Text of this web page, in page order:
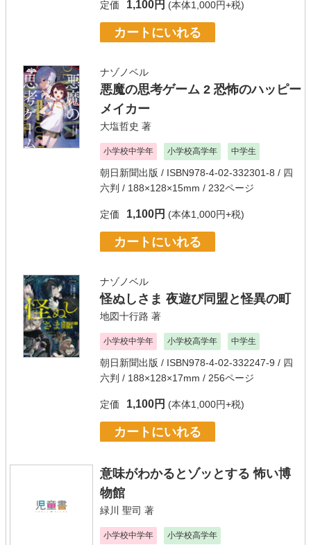
定価 1,100円 (本体1,000円+税)
カートにいれる
ナゾノベル
悪魔の思考ゲーム 2 恐怖のハッピー
メイカー
大塩哲史 著
小学校中学年 小学校高学年 中学生
朝日新聞出版 / ISBN978-4-02-332301-8 / 四
六判 / 188×128×15mm / 232ページ
定価 1,100円 (本体1,000円+税)
カートにいれる
ナゾノベル
怪ぬしさま 夜遊び同盟と怪異の町
地図十行路 著
小学校中学年 小学校高学年 中学生
朝日新聞出版 / ISBN978-4-02-332247-9 / 四
六判 / 188×128×17mm / 256ページ
定価 1,100円 (本体1,000円+税)
カートにいれる
意味がわかるとゾッとする 怖い博
物館
緑川 聖司 著
小学校中学年 小学校高学年